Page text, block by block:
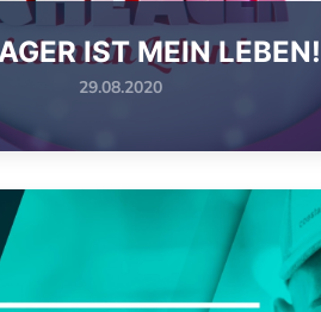
IST MEIN LEBEN!
29.08.2020